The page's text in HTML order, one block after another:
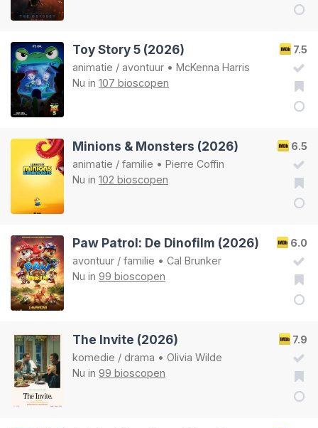
7.5
Toy Story 5 (2026)
animatie / avontuur • McKenna Harris
Nu in 107 bioscopen
6.5
Minions & Monsters (2026)
animatie / familie • Pierre Coffin
Nu in 102 bioscopen
6.0
Paw Patrol: De Dinofilm (2026)
avontuur / familie • Cal Brunker
Nu in 99 bioscopen
7.9
The Invite (2026)
komedie / drama • Olivia Wilde
Nu in 99 bioscopen